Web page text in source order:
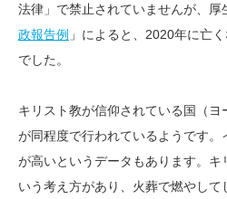
法律」で禁止されていませんが、厚
政報告例 」によると、2020年に亡
でした。
キリスト教が信仰されている国（
が同程度で行われているようです
が高いというデータもあります。キ
いう考え方があり、火葬で燃やして